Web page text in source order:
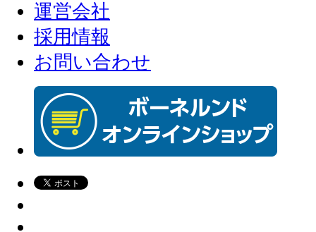
運営会社
採用情報
お問い合わせ